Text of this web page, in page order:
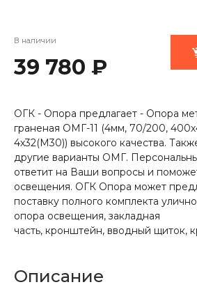
В наличии
39 780 ₽
ОГК - Опора предлагает - Опора
граненая ОМГ-11 (4мм, 70/200,
4х32(М30)) высокого качества.
другие варианты ОМГ.
ответит на Ваши вопросы и
освещения. ОГК Опора может
поставку полного комплекта
опора освещения, закладная
часть, кронштейн, вводный щиток,
Описание